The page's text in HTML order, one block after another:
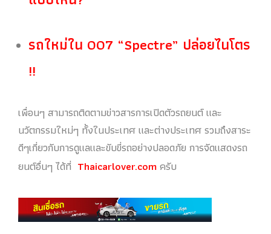
รถใหม่ใน 007 “Spectre” ปล่อยไนโตร
!!
เพื่อนๆ สามารถติดตามข่าวสารการเปิดตัวรถยนต์ และ
นวัตกรรมใหม่ๆ ทั้งในประเทศ และต่างประเทศ รวมถึงสาระ
ดีๆเกี่ยวกับการดูแลและขับขี่รถอย่างปลอดภัย การจัดแสดงรถ
ยนต์อื่นๆ ได้ที่ Thaicarlover.comครับ